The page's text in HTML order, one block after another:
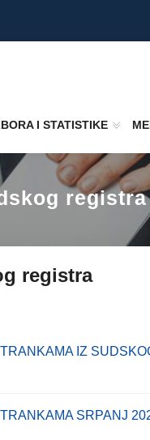
I STATISTIKE
registra
registra
IZ
SRPANJ